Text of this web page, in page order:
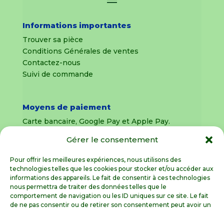
Gérer le consentement
Pour offrir les meilleures expériences, nous utilisons des
technologies telles que les cookies pour stocker et/ou accéder aux
informations des appareils. Le fait de consentir à ces technologies
nous permettra de traiter des données telles que le
comportement de navigation ou les ID uniques sur ce site. Le fait
de ne pas consentir ou de retirer son consentement peut avoir un
Informations importantes
Trouver sa pièce
Conditions Générales de ventes
Contactez-nous
Suivi de commande
Moyens de paiement
Carte bancaire, Google Pay et Apple Pay.
uniquement
Livraison sous 8 jours pour les pièces
détachées
Livraisons sous 15 jours pour les outillages de